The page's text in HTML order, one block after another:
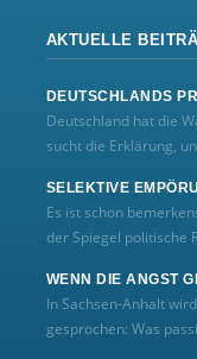
AKTUELLE
DEUTSCHLANDS
Deutschland hat die
sucht die Erklärung,
SELEKTIVE
Es ist schon
der Spiegel politische
WENN DIE ANGST
In Sachsen-Anhalt
gesprochen: Was